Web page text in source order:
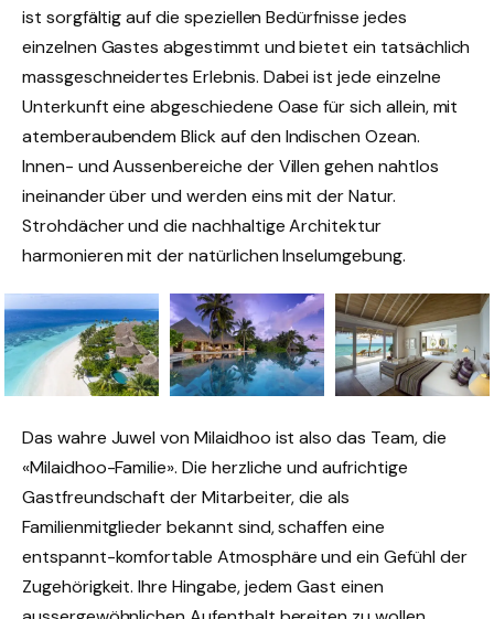
ist sorgfältig auf die speziellen Bedürfnisse jedes
einzelnen Gastes abgestimmt und bietet ein tatsächlich
massgeschneidertes Erlebnis. Dabei ist jede einzelne
Unterkunft eine abgeschiedene Oase für sich allein, mit
atemberaubendem Blick auf den Indischen Ozean.
Innen- und Aussenbereiche der Villen gehen nahtlos
ineinander über und werden eins mit der Natur.
Strohdächer und die nachhaltige Architektur
harmonieren mit der natürlichen Inselumgebung.
Das wahre Juwel von Milaidhoo ist also das Team, die
«Milaidhoo-Familie». Die herzliche und aufrichtige
Gastfreundschaft der Mitarbeiter, die als
Familienmitglieder bekannt sind, schaffen eine
entspannt-komfortable Atmosphäre und ein Gefühl der
Zugehörigkeit. Ihre Hingabe, jedem Gast einen